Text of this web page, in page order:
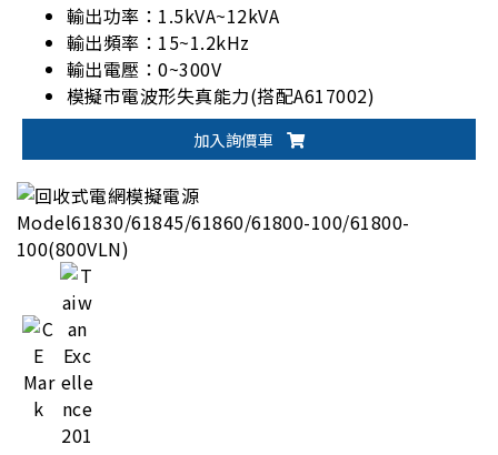
輸出功率：1.5kVA~12kVA
輸出頻率：15~1.2kHz
輸出電壓：0~300V
模擬市電波形失真能力(搭配A617002)
加入詢價車